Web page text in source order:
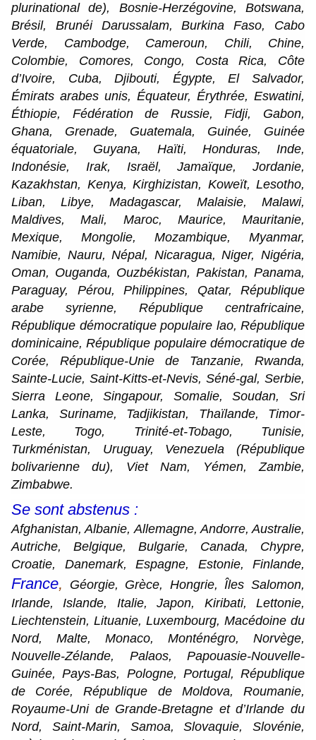
plurinational de), Bosnie-Herzégovine, Botswana,
Brésil, Brunéi Darussalam, Burkina Faso, Cabo
Verde, Cambodge, Cameroun, Chili, Chine,
Colombie, Comores, Congo, Costa Rica, Côte
d’Ivoire, Cuba, Djibouti, Égypte, El Salvador,
Émirats arabes unis, Équateur, Érythrée, Eswatini,
Éthiopie, Fédération de Russie, Fidji, Gabon,
Ghana, Grenade, Guatemala, Guinée, Guinée
équatoriale, Guyana, Haïti, Honduras, Inde,
Indonésie, Irak, Israël, Jamaïque, Jordanie,
Kazakhstan, Kenya, Kirghizistan, Koweït, Lesotho,
Liban, Libye, Madagascar, Malaisie, Malawi,
Maldives, Mali, Maroc, Maurice, Mauritanie,
Mexique, Mongolie, Mozambique, Myanmar,
Namibie, Nauru, Népal, Nicaragua, Niger, Nigéria,
Oman, Ouganda, Ouzbékistan, Pakistan, Panama,
Paraguay, Pérou, Philippines, Qatar, République
arabe syrienne, République centrafricaine,
République démocratique populaire lao, République
dominicaine, République populaire démocratique de
Corée, République-Unie de Tanzanie, Rwanda,
Sainte-Lucie, Saint-Kitts-et-Nevis, Séné-gal, Serbie,
Sierra Leone, Singapour, Somalie, Soudan, Sri
Lanka, Suriname, Tadjikistan, Thaïlande, Timor-
Leste, Togo, Trinité-et-Tobago, Tunisie,
Turkménistan, Uruguay, Venezuela (République
bolivarienne du), Viet Nam, Yémen, Zambie,
Zimbabwe.
Se sont abstenus :
Afghanistan, Albanie, Allemagne, Andorre, Australie,
Autriche, Belgique, Bulgarie, Canada, Chypre,
Croatie, Danemark, Espagne, Estonie, Finlande,
France, Géorgie, Grèce, Hongrie, Îles Salomon,
Irlande, Islande, Italie, Japon, Kiribati, Lettonie,
Liechtenstein, Lituanie, Luxembourg, Macédoine du
Nord, Malte, Monaco, Monténégro, Norvège,
Nouvelle-Zélande, Palaos, Papouasie-Nouvelle-
Guinée, Pays-Bas, Pologne, Portugal, République
de Corée, République de Moldova, Roumanie,
Royaume-Uni de Grande-Bretagne et d’Irlande du
Nord, Saint-Marin, Samoa, Slovaquie, Slovénie,